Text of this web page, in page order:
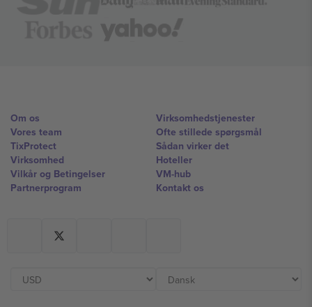
Om os
Vores team
TixProtect
Virksomhed
Vilkår og Betingelser
Partnerprogram
Virksomhedstjenester
Ofte stillede spørgsmål
Sådan virker det
Hoteller
VM-hub
Kontakt os